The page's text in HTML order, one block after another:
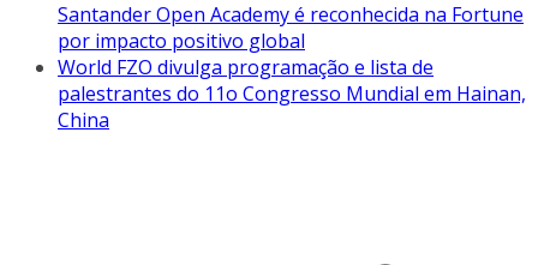
Santander Open Academy é reconhecida na Fortune
por impacto positivo global
World FZO divulga programação e lista de
palestrantes do 11o Congresso Mundial em Hainan,
China